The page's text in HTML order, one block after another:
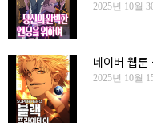
2025년 10월
네이버 웹
2025년 10월